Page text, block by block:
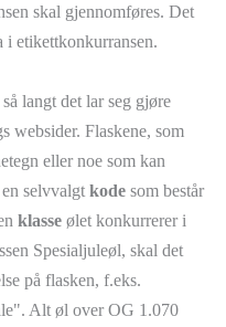
skal gjennomføres. Det
i etikettkonkurransen.
langt det lar seg gjøre
websider. Flaskene, som
eller noe som kan
selvvalgt kode som består
klasse ølet konkurrerer i
Spesialjuleøl, skal det
på flasken, f.eks.
Alt øl over OG 1.070